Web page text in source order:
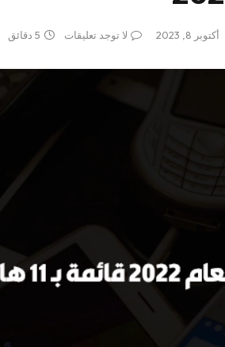
أكتوبر 8, 2023 لا توجد تعليقات 5 دقائق